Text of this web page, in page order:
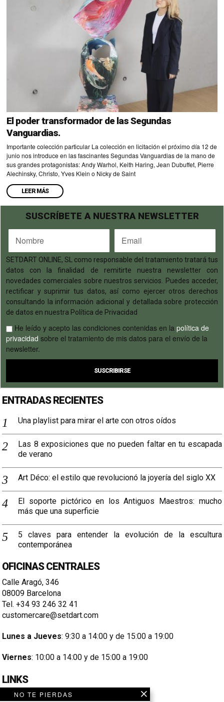
El poder transformador de las Segundas
Vanguardias.
Importante colección particular La colección en licitación el próximo día 12 de
junio nos introduce en las fascinantes Segundas Vanguardias de la mano de
sus grandes protagonistas: Andy Warhol, Keith Haring, Jean Dubuffet, Pierre
Alechinsky, Christo, Yves Klein o Nicky de Saint
LEER MÁS
SUSCRÍBETE A NUESTRA NEWSLETTER
SETDART ONLINE, SL como responsable del tratamiento tratará tus
datos con la finalidad de remitirte nuestra newsletter con
novedades comerciales sobre nuestros servicios. Puedes acceder,
rectificar y suprimir tus datos, así como ejercer otros derechos
consultando la información adicional y detallada sobre protección
de datos en nuestra Política de Privacidad
He leído y acepto las condiciones contenidas en la política de
privacidad sobre el tratamiento de mis datos para el envío de la
newsletter.
ENTRADAS RECIENTES
Una playlist para mirar el arte con otros oídos
Las 8 exposiciones que no pueden faltar en tu escapada
de verano
Art Déco: el estilo que revolucionó la joyería del siglo XX
El soporte pictórico en los Antiguos Maestros: mucho
más que una superficie
5 claves para entender la evolución de la escultura
contemporánea
OFICINAS CENTRALES
Calle Aragó, 346
08009 Barcelona
Tel. +34 93 246 32 41
customercare@setdart.com
Lunes a Jueves: 9:30 a 14:00 y de 15:00 a 19:00
Viernes: 10:00 a 14:00 y de 15:00 a 19:00
LINKS
Aviso Legal
NO TE PIERDAS